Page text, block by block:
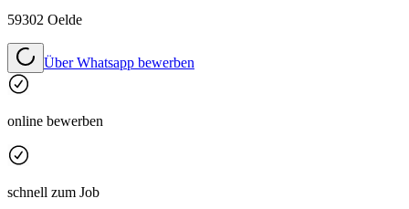
59302 Oelde
Über Whatsapp bewerben
online bewerben
schnell zum Job